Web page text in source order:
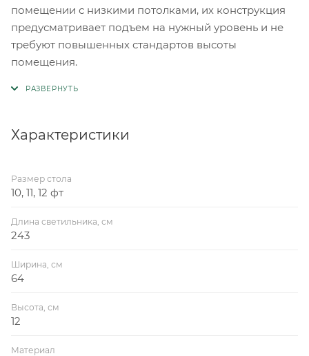
помещении с низкими потолками, их конструкция
предусматривает подъем на нужный уровень и не
требуют повышенных стандартов высоты
помещения.
Характеристики
Размер стола
10, 11, 12 фт
Длина светильника, см
243
Ширина, см
64
Высота, см
12
Материал